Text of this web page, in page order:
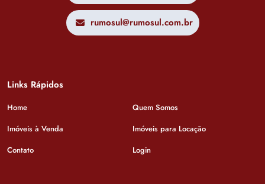
rumosul@rumosul.com.br
Links Rápidos
Home
Quem Somos
Imóveis à Venda
Imóveis para Locação
Contato
Login